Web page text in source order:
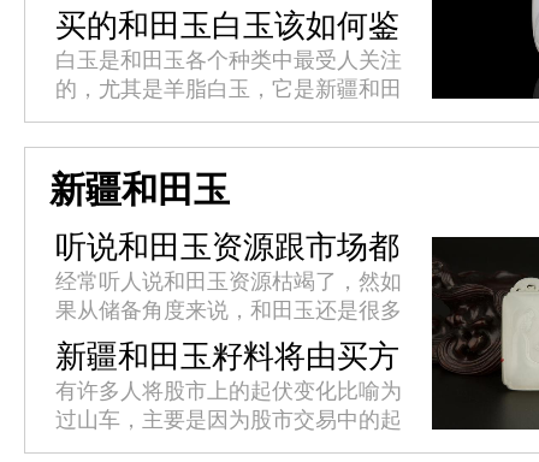
变化，比如会发暗、变黄，纯白无暇
的玉质竟然不复存在。玉石戴着戴着
就变黄的情况是常见的，而其中的
缘...
买的和田玉白玉该如何鉴
别？
白玉是和田玉各个种类中最受人关注
的，尤其是羊脂白玉，它是新疆和田
白玉中的极品，白、糯、润、温、
细，且数量极少。目前市场价格以克
计算，非常珍贵!如何鉴别和田玉白
玉...
新疆和田玉
听说和田玉资源跟市场都
枯竭了?
经常听人说和田玉资源枯竭了，然如
果从储备角度来说，和田玉还是很多
的。那么问题在哪里呢?主要因为和
田玉的挖掘成本越来越高，而且现在
因为政府的限制，而且允许开采的
矿...
新疆和田玉籽料将由买方
市场转变为卖方市场
有许多人将股市上的起伏变化比喻为
过山车，主要是因为股市交易中的起
伏变化迅速而剧烈，高低价格的落差